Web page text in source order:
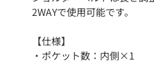
2WAYで使用可能です。
【仕様】
・ポケット数：内側×1